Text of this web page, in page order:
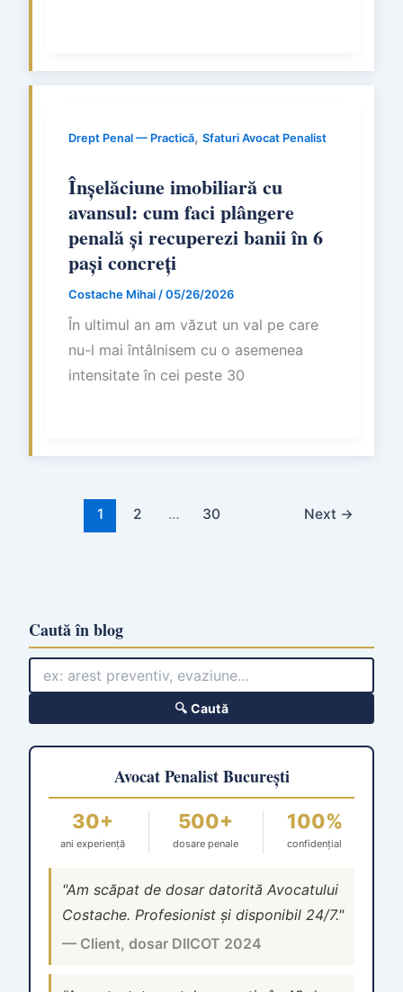
Drept Penal — Practică, Sfaturi Avocat Penalist
Înșelăciune imobiliară cu
avansul: cum faci plângere
penală și recuperezi banii în 6
pași concreți
Costache Mihai /05/26/2026
În ultimul an am văzut un val pe care
nu-l mai întâlnisem cu o asemenea
intensitate în cei peste 30
1 2 … 30 Next →
Caută în blog
🔍 Caută
Avocat Penalist București
30+
ani experiență
500+
dosare penale
100%
confidențial
"Am scăpat de dosar datorită Avocatului
Costache. Profesionist și disponibil 24/7."
— Client, dosar DIICOT 2024